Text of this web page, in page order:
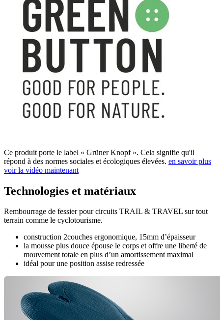
Ce produit porte le label « Grüner Knopf ». Cela signifie qu'il
répond à des normes sociales et écologiques élevées. en savoir plus
voir la vidéo maintenant
Technologies et matériaux
Rembourrage de fessier pour circuits TRAIL & TRAVEL sur tout
terrain comme le cyclotourisme.
construction 2couches ergonomique, 15mm d’épaisseur
la mousse plus douce épouse le corps et offre une liberté de
mouvement totale en plus d’un amortissement maximal
idéal pour une position assise redressée